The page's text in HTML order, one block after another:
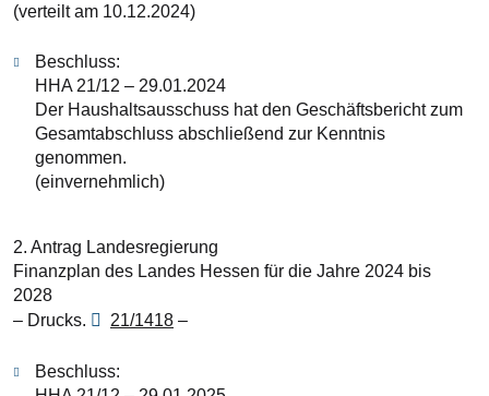
(verteilt am 10.12.2024)
Beschluss:
HHA 21/12 – 29.01.2024
Der Haushaltsausschuss hat den Geschäftsbericht zum
Gesamtabschluss abschließend zur Kenntnis
genommen.
(einvernehmlich)
2. Antrag Landesregierung
Finanzplan des Landes Hessen für die Jahre 2024 bis
2028
– Drucks.
21/1418 –
Beschluss: